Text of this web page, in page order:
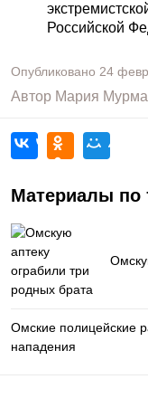
Российской
Опубликовано 24
Автор Мария
Материалы по
Омские полицейские
нападения